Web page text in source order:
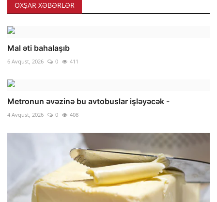
OXŞAR XƏBƏRLƏR
Mal əti bahalaşıb
6 Avqust, 2026 0 411
Metronun əvəzinə bu avtobuslar işləyəcək -
4 Avqust, 2026 0 408